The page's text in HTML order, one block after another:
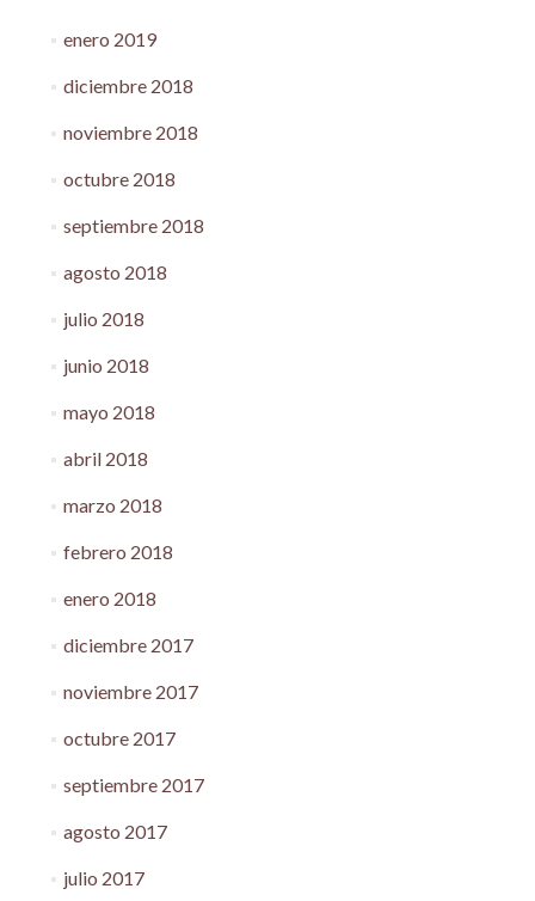
enero 2019
diciembre 2018
noviembre 2018
octubre 2018
septiembre 2018
agosto 2018
julio 2018
junio 2018
mayo 2018
abril 2018
marzo 2018
febrero 2018
enero 2018
diciembre 2017
noviembre 2017
octubre 2017
septiembre 2017
agosto 2017
julio 2017